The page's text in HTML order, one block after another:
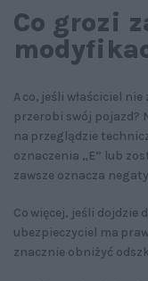
Co grozi
A co, jeśli właściciel
przerobi swój pojazd?
na przeglądzie
oznaczenia „E” lub
zawsze oznacza
Co więcej, jeśli dojdzie
ubezpieczyciel ma
znacznie obniżyć